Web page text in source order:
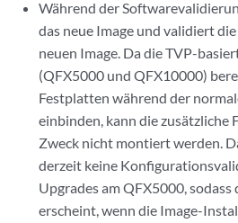
Während der
das neue Image und validiert
neuen Image. Da die TVP-
(QFX5000 und QFX10000)
Festplatten während der
einbinden, kann die zusätzliche
Zweck nicht montiert werden.
derzeit keine
Upgrades am QFX5000,
erscheint, wenn die Image-